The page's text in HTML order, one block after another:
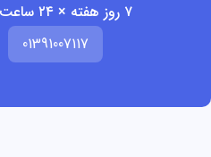
۷ روز هفته × ۲۴ ساعت روز
01391007117